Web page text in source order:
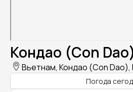
Кондао (Con
Вьетнам, Кондао (Con
Погода